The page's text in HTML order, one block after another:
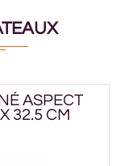
ASPECT
32.5 CM